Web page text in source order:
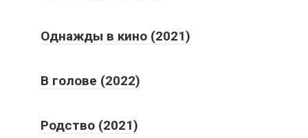
Однажды в кино (2021)
В голове (2022)
Родство (2021)